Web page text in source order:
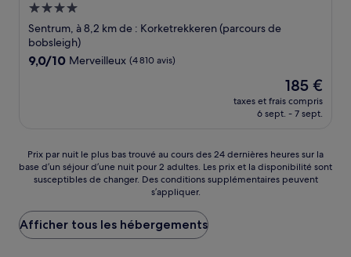
Hébergement
4.0 étoiles
Sentrum, à 8,2 km de : Korketrekkeren (parcours de
bobsleigh)
9.0
9,0/10 Merveilleux (4 810 avis)
Le
nouveau
prix
185 €
185 €
taxes et frais compris
6 sept. - 7 sept.
Prix
par
nuit
plus
bas
trouvé
Prix par nuit le plus bas trouvé au cours des 24 dernières heures sur la
base d’un séjour d’une nuit pour 2 adultes. Les prix et la disponibilité sont
susceptibles de changer. Des conditions supplémentaires peuvent
s’appliquer.
Afficher tous les hébergements